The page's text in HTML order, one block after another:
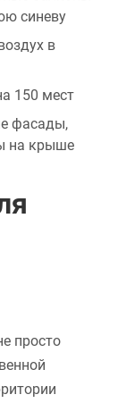
синеву
в
150 мест
фасады,
на крыше
просто